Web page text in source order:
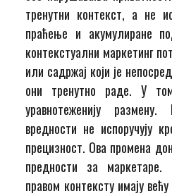
тренутни контекст, а не
праћење и акумулиране
контекстуални маркетинг
или садржај који је
они тренутно раде. У
уравнотеженију
вредности не испоручују
прецизност. Ова промена
предности за
правом контексту имају